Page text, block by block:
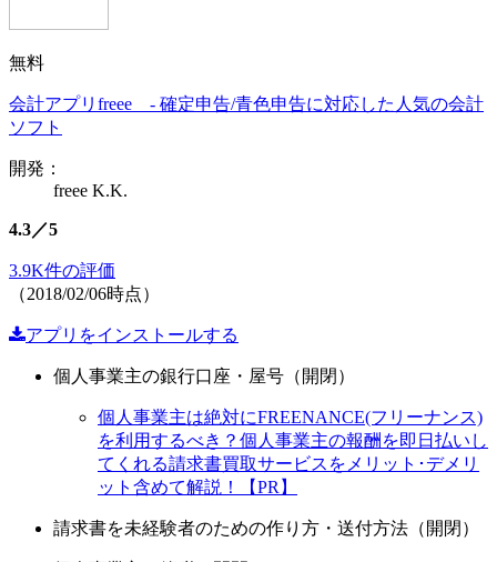
無料
会計アプリfreee - 確定申告/青色申告に対応した人気の会計
ソフト
開発：
freee K.K.
4.3／5
3.9K件の評価
（2018/02/06時点）
アプリをインストールする
個人事業主の銀行口座・屋号（開閉）
個人事業主は絶対にFREENANCE(フリーナンス)
を利用するべき？個人事業主の報酬を即日払いし
てくれる請求書買取サービスをメリット･デメリ
ット含めて解説！【PR】
請求書を未経験者のための作り方・送付方法（開閉）